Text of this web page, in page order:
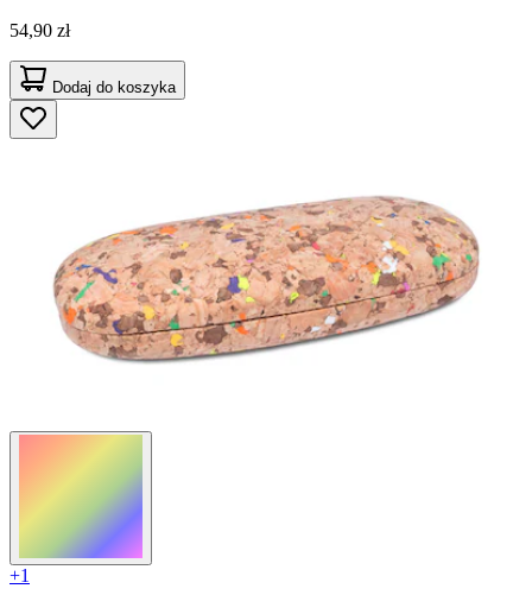
54,90 zł
Dodaj do koszyka
+1